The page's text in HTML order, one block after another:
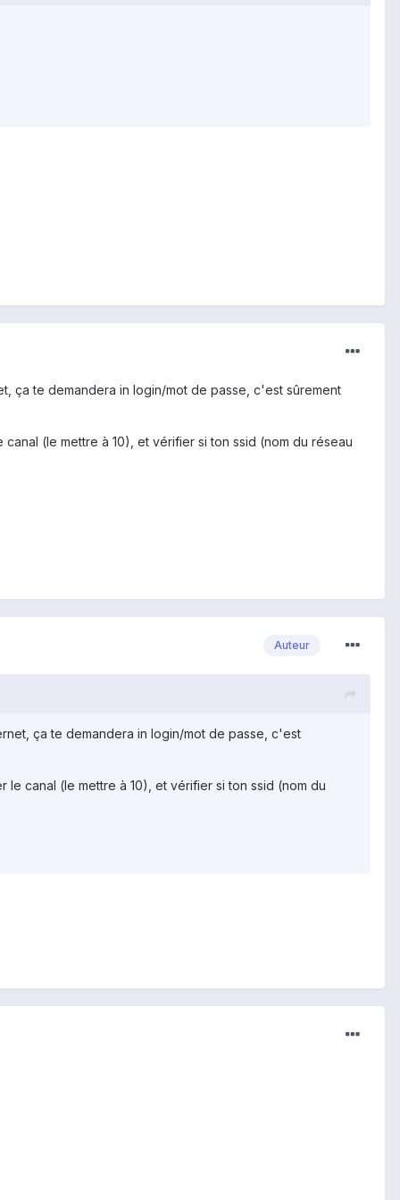
ça te demandera in login/mot de passe, c'est sûrement
(le mettre à 10), et vérifier si ton ssid (nom du réseau
Auteur
ça te demandera in login/mot de passe, c'est
canal (le mettre à 10), et vérifier si ton ssid (nom du